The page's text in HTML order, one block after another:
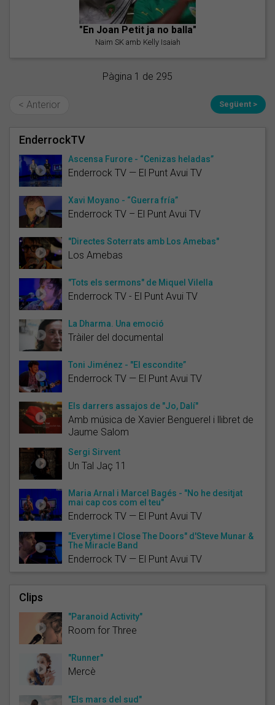
"En Joan Petit ja no balla"
Naim SK amb Kelly Isaiah
Pàgina 1 de 295
< Anterior Següent >
EnderrockTV
Ascensa Furore - “Cenizas heladas”
Enderrock TV — El Punt Avui TV
Xavi Moyano - “Guerra fría”
Enderrock TV – El Punt Avui TV
"Directes Soterrats amb Los Amebas"
Los Amebas
"Tots els sermons" de Miquel Vilella
Enderrock TV - El Punt Avui TV
La Dharma. Una emoció
Tràiler del documental
Toni Jiménez - "El escondite”
Enderrock TV — El Punt Avui TV
Els darrers assajos de "Jo, Dalí"
Amb música de Xavier Benguerel i llibret de
Jaume Salom
Sergi Sirvent
Un Tal Jaç 11
Maria Arnal i Marcel Bagés - "No he desitjat
mai cap cos com el teu"
Enderrock TV — El Punt Avui TV
"Everytime I Close The Doors" d'Steve Munar &
The Miracle Band
Enderrock TV — El Punt Avui TV
Clips
"Paranoid Activity"
Room for Three
"Runner"
Mercè
"Els mars del sud"